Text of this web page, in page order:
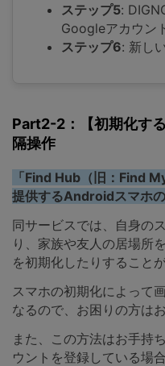
ステップ5:
Googleアカウン
ステップ6: 新し
Part2-2：【初期化す
隔操作
「Find Hub（旧：Find
提供するAndroidスマホの
同サービスでは、自身の
り、家族や友人の居場所
を初期化したりすること
スマホの初期化によって
なるので、お困りの方は
また、この方法はお手持
ウントを登録している場